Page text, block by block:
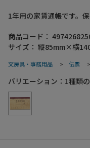
1年用の家賃通帳です。
商品コード：
サイズ： 縦85mm×横
文房具・事務用品 > 伝票
バリエーション： 1種類